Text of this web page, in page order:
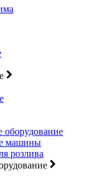
оборудование
машины
розлива